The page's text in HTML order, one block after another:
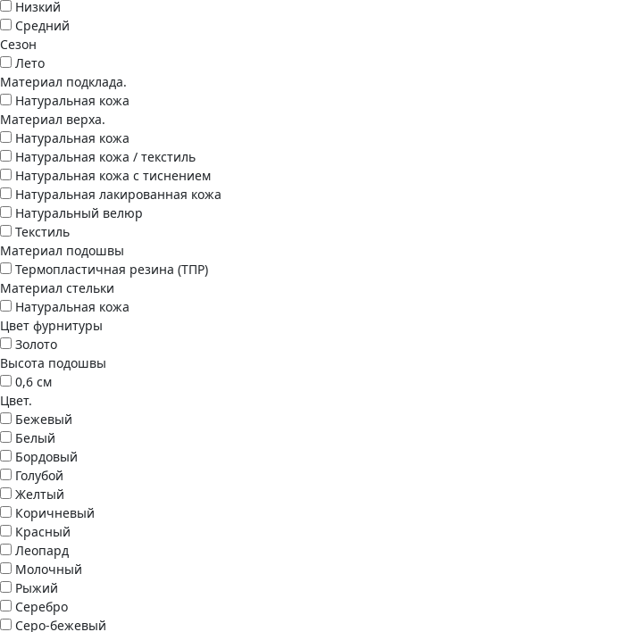
Низкий
Средний
Сезон
Лето
Материал подклада.
Натуральная кожа
Материал верха.
Натуральная кожа
Натуральная кожа / текстиль
Натуральная кожа с тиснением
Натуральная лакированная кожа
Натуральный велюр
Текстиль
Материал подошвы
Термопластичная резина (ТПР)
Материал стельки
Натуральная кожа
Цвет фурнитуры
Золото
Высота подошвы
0,6 см
Цвет.
Бежевый
Белый
Бордовый
Голубой
Желтый
Коричневый
Красный
Леопард
Молочный
Рыжий
Серебро
Серо-бежевый